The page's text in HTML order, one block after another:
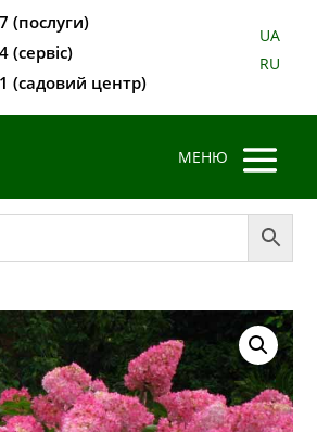
(послуги)
(сервіс)
(садовий центр)
UA
RU